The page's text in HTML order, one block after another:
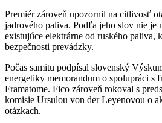
Premiér zároveň upozornil na citlivosť
jadrového paliva. Podľa jeho slov nie je
existujúce elektrárne od ruského paliva,
bezpečnosti prevádzky.
Počas samitu podpísal slovenský
energetiky memorandum o spolupráci s
Framatome. Fico zároveň rokoval s
komisie Ursulou von der Leyenovou o
otázkach.